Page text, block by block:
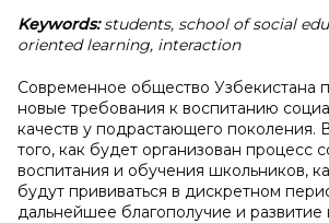
Keywords:students, school of social
oriented learning, interaction
Современное общество Узбекистана
новые требования к воспитанию
качеств у подрастающего поколения.
того, как будет организован процесс
воспитания и обучения школьников,
будут прививаться в дискретном
дальнейшее благополучие и